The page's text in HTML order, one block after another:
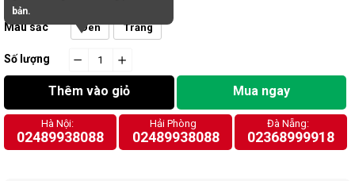
bản.
Màu sắc Đen Trắng
Số lượng
Thêm vào giỏ Mua ngay
Hà Nội:
02489938088
Hải Phòng
02489938088
Đà Nẵng:
02368999918